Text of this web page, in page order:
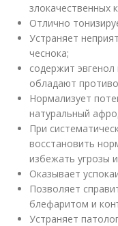
злокачественных
Отлично
Устраняет
чеснока;
содержит
обладают
Нормализует
натуральный
При
восстановить
избежать угрозы
Оказывает
Позволяет
блефаритом и
Устраняет